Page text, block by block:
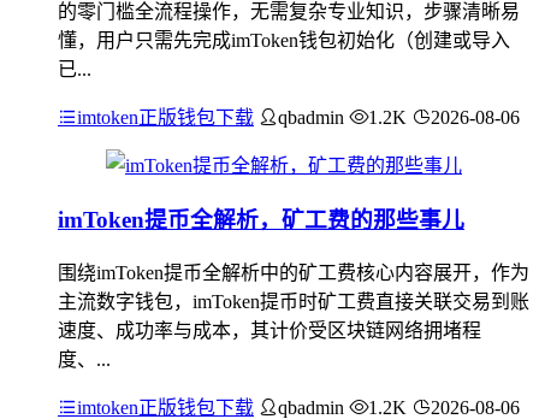
的零门槛全流程操作，无需复杂专业知识，步骤清晰易
懂，用户只需先完成imToken钱包初始化（创建或导入
已...
imtoken正版钱包下载 qbadmin 1.2K 2026-08-06
imToken提币全解析，矿工费的那些事儿
围绕imToken提币全解析中的矿工费核心内容展开，作为
主流数字钱包，imToken提币时矿工费直接关联交易到账
速度、成功率与成本，其计价受区块链网络拥堵程
度、...
imtoken正版钱包下载 qbadmin 1.2K 2026-08-06